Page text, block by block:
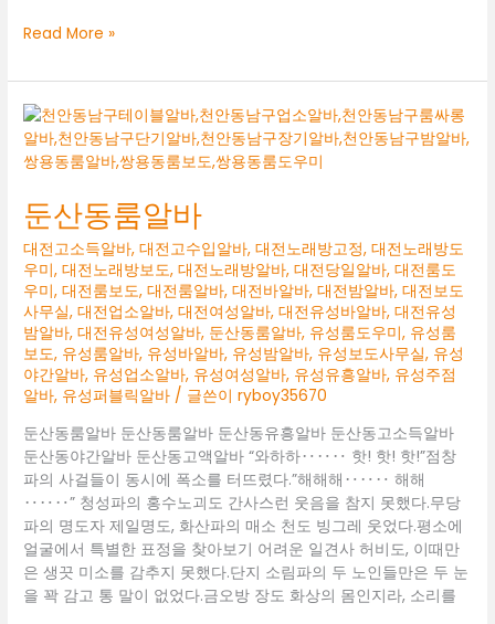
시
래
방
고
정
괴
동
단
기
알
바
대
전
유
성
룸
고
정
계
시
당
일
알
바
대
표
O1O.2062
3474
k
톡
ryboy3500
세
종
시
장
기
알
바
유
성
주
Read More »
둔산동룸알바
대전고소득알바,대전고수입알바,대전노래방고정,대전노래방도
우미,대전노래방보도,대전노래방알바,대전당일알바,대전룸도
우미,대전룸보도,대전룸알바,대전바알바,대전밤알바,대전보도
사무실,대전업소알바,대전여성알바,대전유성바알바,대전유성
밤알바,대전유성여성알바, 둔산동룸알바, 유성룸도우미, 유성룸
보도, 유성룸알바, 유성바알바, 유성밤알바, 유성보도사무실, 유성
야간알바, 유성업소알바, 유성여성알바, 유성유흥알바, 유성주점
알바, 유성퍼블릭알바 / 글쓴이ryboy35670
둔산동룸알바 둔산동룸알바 둔산동유흥알바 둔산동고소득알바
둔산동야간알바 둔산동고액알바 “와하하‥‥‥ 핫! 핫! 핫!”점창
파의 사걸들이 동시에 폭소를 터뜨렸다.”해해해‥‥‥ 해해
‥‥‥” 청성파의 홍수노괴도 간사스런 웃음을 참지 못했다.무당
파의 명도자 제일명도, 화산파의 매소 천도 빙그레 웃었다.평소에
얼굴에서 특별한 표정을 찾아보기 어려운 일견사 허비도, 이때만
은 생끗 미소를 감추지 못했다.단지 소림파의 두 노인들만은 두 눈
을 꽉 감고 통 말이 없었다.금오방 장도 화상의 몸인지라, 소리를